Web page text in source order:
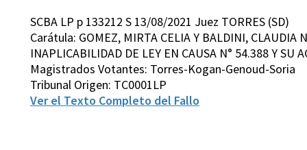
SCBA LP p 133212 S 13/08/2021 Juez TORRES (SD)
Carátula: GOMEZ, MIRTA CELIA Y BALDINI, CLAUDIA
INAPLICABILIDAD DE LEY EN CAUSA N° 54.388 Y SU
Magistrados Votantes: Torres-Kogan-Genoud-Soria
Tribunal Origen: TC0001LP
Ver el Texto Completo del Fallo